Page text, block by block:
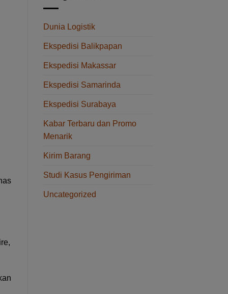
Dunia Logistik
Ekspedisi Balikpapan
Ekspedisi Makassar
Ekspedisi Samarinda
Ekspedisi Surabaya
Kabar Terbaru dan Promo
Menarik
Kirim Barang
Studi Kasus Pengiriman
Uncategorized